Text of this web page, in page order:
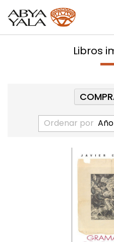
Libros
Ordenar por